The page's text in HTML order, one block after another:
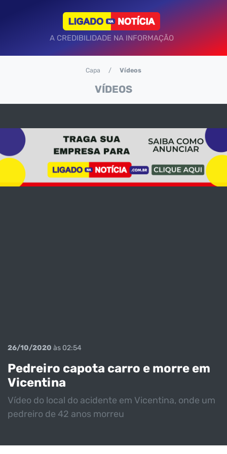
A CREDIBILIDADE NA INFORMAÇÃO
VÍDEOS
Capa Vídeos
26/10/2020 às 02:54
Pedreiro capota carro e morre em
Vicentina
Vídeo do local do acidente em Vicentina, onde um
pedreiro de 42 anos morreu